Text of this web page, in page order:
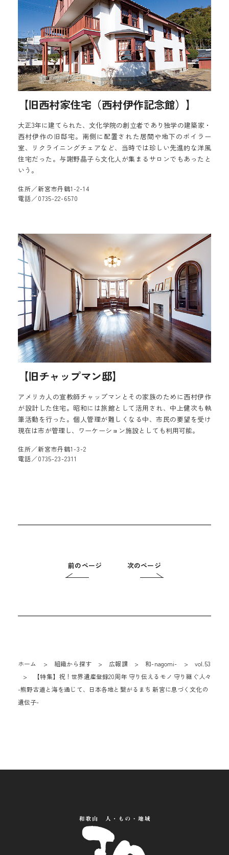
【旧西村家住宅（西村伊作記念館）】
大正3年に建てられた、文化学院の創立者であり独学の建築家・
西村伊作の旧邸宅。南側に配置された居間や地下のボイラー
室、リクライニングチェアなど、当時では珍しい先進的な洋風
住宅だった。与謝野晶子ら文化人が集まるサロンでもあったと
いう。
住所／新宮市丹鶴1-2-14
電話／0735-22-6570
【旧チャップマン邸】
アメリカ人の宣教師チャップマンとその家族のために西村伊作
が設計した住宅。昭和には旅館として活用され、中上健次も執
筆活動を行った。個人管理が難しくなる中、市民の要望を受け
現在は市が管理し、ワーケーション施設としても利用可能。
住所／新宮市丹鶴1-3-2
電話／0735-23-2311
前のページ 次のページ
ホーム 組織から探す 広報課 和-nagomi-
vol.53
【特集】祝！世界遺産登録20周年 守り伝えるモノ 守り継ぐ人々
-熊野古道と海を通じて、日本各地と繋がるまち 新宮に息づく文化の
遺伝子-